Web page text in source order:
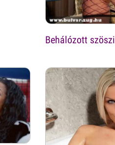
Behálózott szöszi